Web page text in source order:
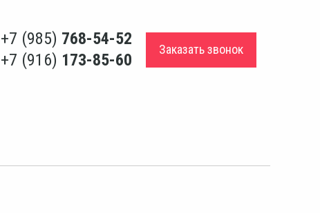
+7 (985) 768-54-52
+7 (916) 173-85-60
Заказать звонок